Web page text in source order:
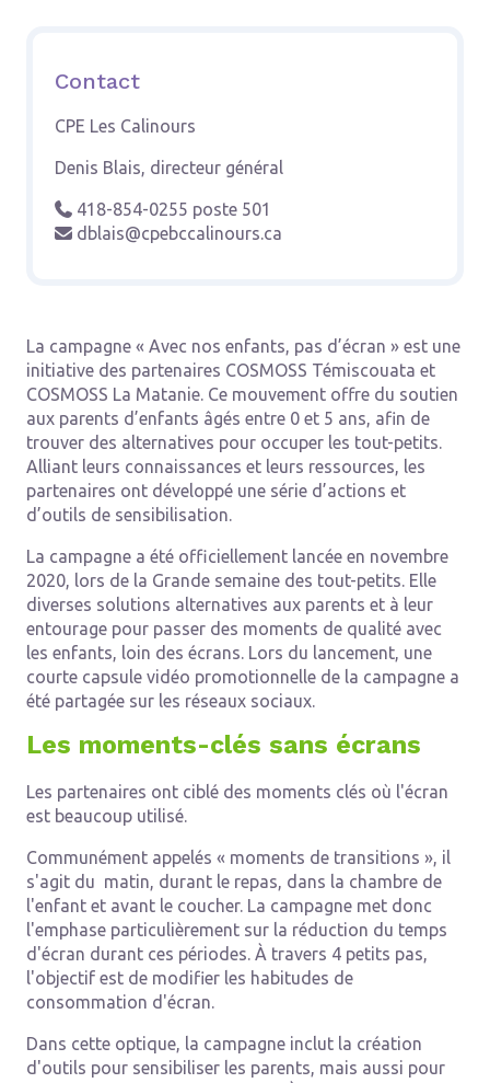
Contact
CPE Les Calinours
Denis Blais, directeur général
418-854-0255 poste 501
dblais@cpebccalinours.ca
La campagne « Avec nos enfants, pas d’écran » est une
initiative des partenaires COSMOSS Témiscouata et
COSMOSS La Matanie. Ce mouvement offre du soutien
aux parents d’enfants âgés entre 0 et 5 ans, afin de
trouver des alternatives pour occuper les tout-petits.
Alliant leurs connaissances et leurs ressources, les
partenaires ont développé une série d’actions et
d’outils de sensibilisation.
La campagne a été officiellement lancée en novembre
2020, lors de la Grande semaine des tout-petits. Elle
diverses solutions alternatives aux parents et à leur
entourage pour passer des moments de qualité avec
les enfants, loin des écrans. Lors du lancement, une
courte capsule vidéo promotionnelle de la campagne a
été partagée sur les réseaux sociaux.
Les moments-clés sans écrans
Les partenaires ont ciblé des moments clés où l'écran
est beaucoup utilisé.
Communément appelés « moments de transitions », il
s'agit du matin, durant le repas, dans la chambre de
l'enfant et avant le coucher. La campagne met donc
l'emphase particulièrement sur la réduction du temps
d'écran durant ces périodes. À travers 4 petits pas,
l'objectif est de modifier les habitudes de
consommation d'écran.
Dans cette optique, la campagne inclut la création
d'outils pour sensibiliser les parents, mais aussi pour